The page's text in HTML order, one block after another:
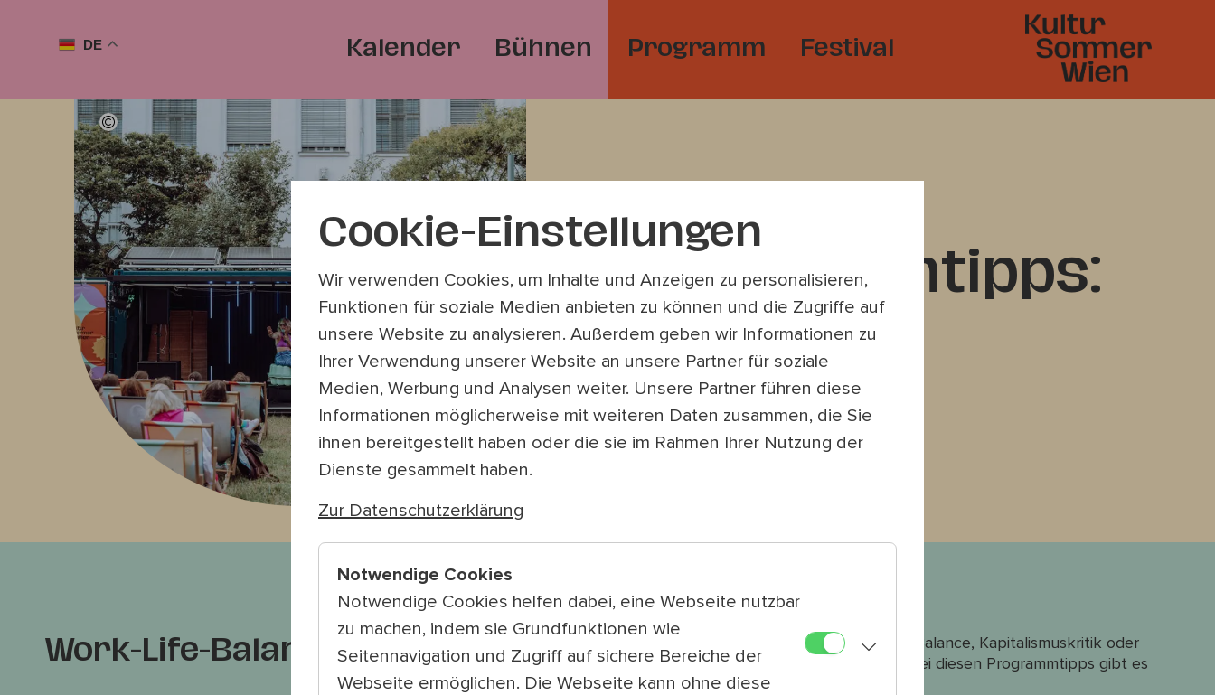
DE Kalender Bühnen Programm Festival
Programmtipps:
Arbeit
Work-Life-Balance
Ob künstlerische Auseinandersetzungen mit Work-Life-Balance, Kapitalismuskritik oder
Akrobatik und Jonglage bis zum "Grande Feierabend", bei diesen Programmtipps gibt es
nur ein Thema: die Arbeit.
Cookie-Einstellungen
Wir verwenden Cookies, um Inhalte und Anzeigen zu personalisieren,
Funktionen für soziale Medien anbieten zu können und die Zugriffe auf
unsere Website zu analysieren. Außerdem geben wir Informationen zu
Ihrer Verwendung unserer Website an unsere Partner für soziale
Medien, Werbung und Analysen weiter. Unsere Partner führen diese
Informationen möglicherweise mit weiteren Daten zusammen, die Sie
ihnen bereitgestellt haben oder die sie im Rahmen Ihrer Nutzung der
Dienste gesammelt haben.
Zur Datenschutzerklärung
Notwendige Cookies
Notwendige Cookies helfen dabei, eine Webseite nutzbar
zu machen, indem sie Grundfunktionen wie
Seitennavigation und Zugriff auf sichere Bereiche der
Webseite ermöglichen. Die Webseite kann ohne diese